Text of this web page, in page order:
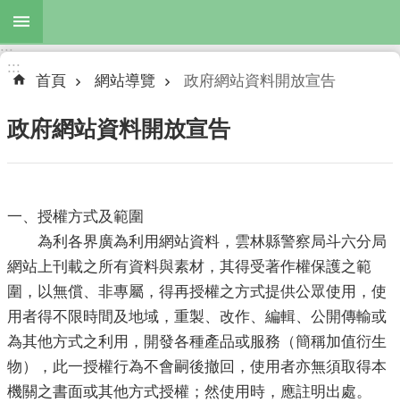
跳到主要內容區塊
階
尋
布
機
關
簡
介
主
題
:::
:::
首頁 網站導覽 政府網站資料開放宣告
政府網站資料開放宣告
一、授權方式及範圍
為利各界廣為利用網站資料，雲林縣警察局斗六分局
網站上刊載之所有資料與素材，其得受著作權保護之範
圍，以無償、非專屬，得再授權之方式提供公眾使用，使
用者得不限時間及地域，重製、改作、編輯、公開傳輸或
為其他方式之利用，開發各種產品或服務（簡稱加值衍生
物），此一授權行為不會嗣後撤回，使用者亦無須取得本
機關之書面或其他方式授權；然使用時，應註明出處。